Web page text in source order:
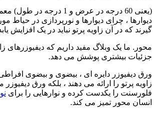
(یعنی 60 درجه در عرض و 1
دیوارها ، چرای دیوارها و نورپردازی در حیاط
گیرند که در آن زاویه پرتو نباید در یک افزایش
محور. ما یک وبلاگ مفید داریم که دیفیوزرهای
جزئیات بیشتری پوشش می دهد.
ورق دیفیوزر دایره ای ، بیضوی و بیضوی
فلورسنت را یکدست کرده و نوارهایی را برای
انسان محور تمیز می کند.